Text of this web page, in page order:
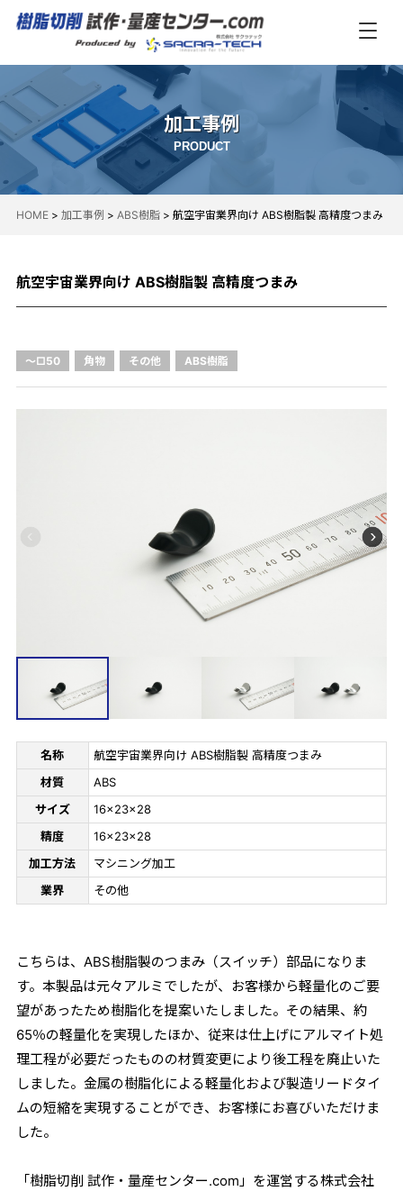
加工事例
PRODUCT
HOME> 加工事例 > ABS樹脂> 航空宇宙業界向け ABS樹脂製 高精度つまみ
航空宇宙業界向け ABS樹脂製 高精度つまみ
～□50 角物 その他 ABS樹脂
名称
航空宇宙業界向け ABS樹脂製 高精度つまみ
材質
ABS
サイズ
16×23×28
精度
16×23×28
加工方法
マシニング加工
業界
その他
こちらは、ABS樹脂製のつまみ（スイッチ）部品になりま
す。本製品は元々アルミでしたが、お客様から軽量化のご要
望があったため樹脂化を提案いたしました。その結果、約
65％の軽量化を実現したほか、従来は仕上げにアルマイト処
理工程が必要だったものの材質変更により後工程を廃止いた
しました。金属の樹脂化による軽量化および製造リードタイ
ムの短縮を実現することができ、お客様にお喜びいただけま
した。
「樹脂切削 試作・量産センター.com」を運営する株式会社